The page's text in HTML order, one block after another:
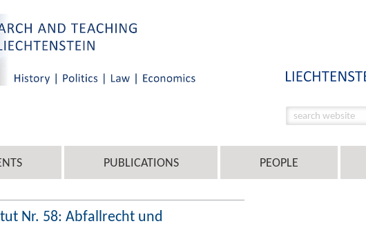
PUBLICATIONS PEOPLE
Nr. 58: Abfallrecht und